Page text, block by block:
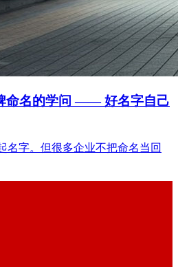
命名的学问 —— 好名字自己
名字。但很多企业不把命名当回